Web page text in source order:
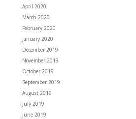
April 2020
March 2020
February 2020
January 2020
December 2019
November 2019
October 2019
September 2019
August 2019
July 2019
June 2019